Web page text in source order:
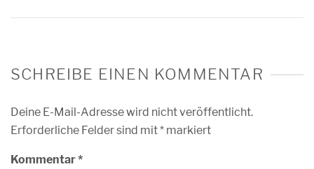
SCHREIBE EINEN KOMMENTAR
Deine E-Mail-Adresse wird nicht veröffentlicht.
Erforderliche Felder sind mit* markiert
Kommentar*